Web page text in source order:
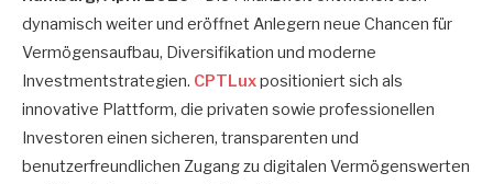
dynamisch weiter und eröffnet Anlegern neue Chancen für
Vermögensaufbau, Diversifikation und moderne
Investmentstrategien. CPTLuxpositioniert sich als
innovative Plattform, die privaten sowie professionellen
Investoren einen sicheren, transparenten und
benutzerfreundlichen Zugang zu digitalen Vermögenswerten